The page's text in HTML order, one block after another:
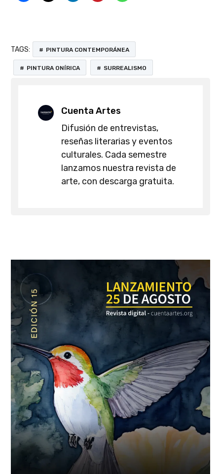
TAGS: PINTURA CONTEMPORÁNEA
PINTURA ONÍRICA SURREALISMO
Cuenta Artes
Difusión de entrevistas,
reseñas literarias y eventos
culturales. Cada semestre
lanzamos nuestra revista de
arte, con descarga gratuita.